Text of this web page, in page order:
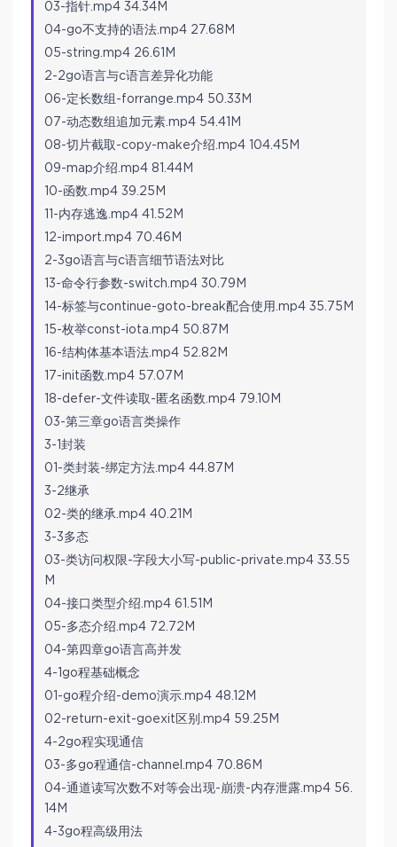
03-指针.mp4 34.34M
04-go不支持的语法.mp4 27.68M
05-string.mp4 26.61M
2-2go语言与c语言差异化功能
06-定长数组-forrange.mp4 50.33M
07-动态数组追加元素.mp4 54.41M
08-切片截取-copy-make介绍.mp4 104.45M
09-map介绍.mp4 81.44M
10-函数.mp4 39.25M
11-内存逃逸.mp4 41.52M
12-import.mp4 70.46M
2-3go语言与c语言细节语法对比
13-命令行参数-switch.mp4 30.79M
14-标签与continue-goto-break配合使用.mp4 35.75M
15-枚举const-iota.mp4 50.87M
16-结构体基本语法.mp4 52.82M
17-init函数.mp4 57.07M
18-defer-文件读取-匿名函数.mp4 79.10M
03-第三章go语言类操作
3-1封装
01-类封装-绑定方法.mp4 44.87M
3-2继承
02-类的继承.mp4 40.21M
3-3多态
03-类访问权限-字段大小写-public-private.mp4 33.55
M
04-接口类型介绍.mp4 61.51M
05-多态介绍.mp4 72.72M
04-第四章go语言高并发
4-1go程基础概念
01-go程介绍-demo演示.mp4 48.12M
02-return-exit-goexit区别.mp4 59.25M
4-2go程实现通信
03-多go程通信-channel.mp4 70.86M
04-通道读写次数不对等会出现-崩溃-内存泄露.mp4 56.
14M
4-3go程高级用法